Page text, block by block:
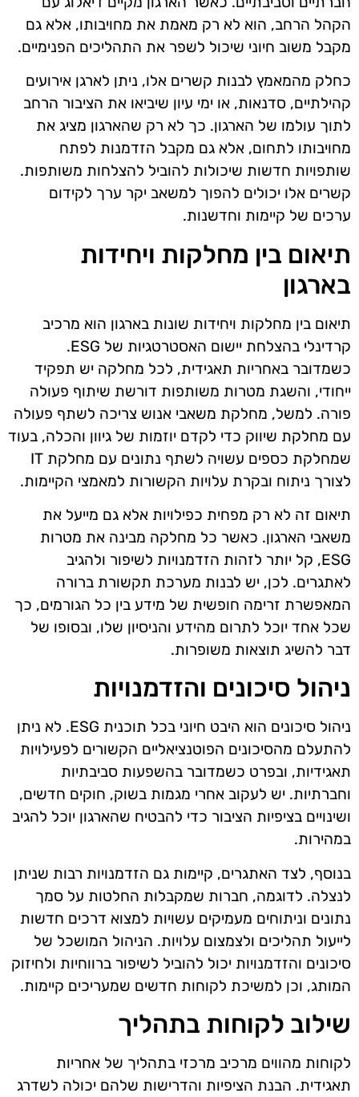
הקהל הרחב, הוא לא רק מאמת את מחויבותו, אלא גם
מקבל משוב חיוני שיכול לשפר את התהליכים הפנימיים.
כחלק מהמאמץ לבנות קשרים אלו, ניתן לארגן אירועים
קהילתיים, סדנאות, או ימי עיון שיביאו את הציבור הרחב
לתוך עולמו של הארגון. כך לא רק שהארגון מציג את
מחויבותו לתחום, אלא גם מקבל הזדמנות לפתח
שותפויות חדשות שיכולות להוביל להצלחות משותפות.
קשרים אלו יכולים להפוך למשאב יקר ערך לקידום
ערכים של קיימות וחדשנות.
תיאום בין מחלקות ויחידות
בארגון
תיאום בין מחלקות ויחידות שונות בארגון הוא מרכיב
קרדינלי בהצלחת יישום האסטרטגיות של ESG.
כשמדובר באחריות תאגידית, לכל מחלקה יש תפקיד
ייחודי, והשגת מטרות משותפות דורשת שיתוף פעולה
פורה. למשל, מחלקת משאבי אנוש צריכה לשתף פעולה
עם מחלקת שיווק כדי לקדם יוזמות של גיוון והכלה, בעוד
שמחלקת כספים עשויה לשתף נתונים עם מחלקת IT
לצורך ניתוח ובקרת עלויות הקשורות למאמצי הקיימות.
תיאום זה לא רק מפחית כפילויות אלא גם מייעל את
משאבי הארגון. כאשר כל מחלקה מבינה את מטרות
ESG, קל יותר לזהות הזדמנויות לשיפור ולהגיב
לאתגרים. לכן, יש לבנות מערכת תקשורת ברורה
המאפשרת זרימה חופשית של מידע בין כל הגורמים, כך
שכל אחד יוכל לתרום מהידע והניסיון שלו, ובסופו של
דבר להשיג תוצאות משופרות.
ניהול סיכונים והזדמנויות
ניהול סיכונים הוא היבט חיוני בכל תוכנית ESG. לא ניתן
להתעלם מהסיכונים הפוטנציאליים הקשורים לפעילויות
תאגידיות, ובפרט כשמדובר בהשפעות סביבתיות
וחברתיות. יש לעקוב אחרי מגמות בשוק, חוקים חדשים,
ושינויים בציפיות הציבור כדי להבטיח שהארגון יוכל להגיב
במהירות.
בנוסף, לצד האתגרים, קיימות גם הזדמנויות רבות שניתן
לנצלה. לדוגמה, חברות שמקבלות החלטות על סמך
נתונים וניתוחים מעמיקים עשויות למצוא דרכים חדשות
לייעול תהליכים ולצמצום עלויות. הניהול המושכל של
סיכונים והזדמנויות יכול להוביל לשיפור ברווחיות ולחיזוק
המותג, וכן למשיכת לקוחות חדשים שמעריכים קיימות.
שילוב לקוחות בתהליך
לקוחות מהווים מרכיב מרכזי בתהליך של אחריות
תאגידית. הבנת הציפיות והדרישות שלהם יכולה לשדרג